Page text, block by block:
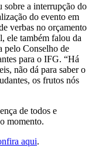
a interrupção do
do evento em
verbas no orçamento
ele também falou da
pelo Conselho de
para o IFG. “Há
não dá para saber o
os frutos nós
de todos e
momento.
aqui.